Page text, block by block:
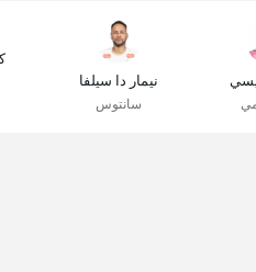
نيمار دا سيلفا
سانتوس